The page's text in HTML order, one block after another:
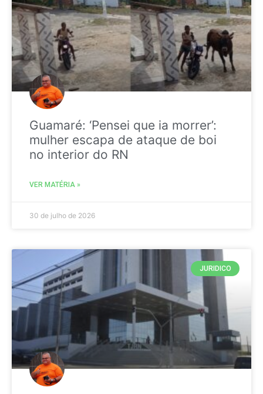
Guamaré: ‘Pensei que ia morrer’:
mulher escapa de ataque de boi
no interior do RN
VER MATÉRIA »
30 de julho de 2026
JURIDICO